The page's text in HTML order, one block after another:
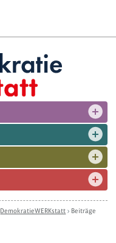
DemokratieWERKstatt › Beiträge